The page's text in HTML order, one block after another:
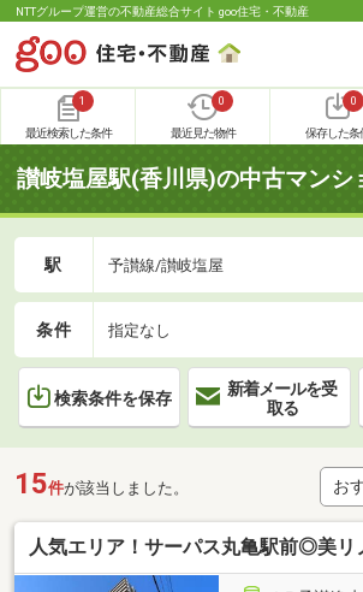
NTTグループ運営の不動産総合サイト goo住宅・不動産
1
最近検索した条件
0
最近見た物件
0
保存した条
讃岐塩屋駅(香川県)の中古マンシ
駅 予讃線/讃岐塩屋
条件 指定なし
検索条件を保存
新着メールを受
取る
15件が該当しました。
人気エリア！サーパス丸亀駅前◎美